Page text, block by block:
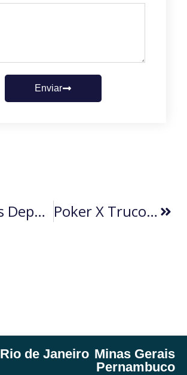
Enviar
Quantos Deputados Federais O Bolsonarismo Fará? (por Adriano Oliveira) Poker X Truco, Quem Vai Ganhar? (por Ricardo Guedes)
Rio de Janeiro Minas Gerais
Pernambuco